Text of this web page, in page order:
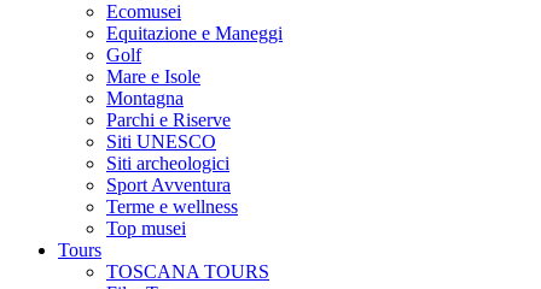
Ecomusei
Equitazione e Maneggi
Golf
Mare e Isole
Montagna
Parchi e Riserve
Siti UNESCO
Siti archeologici
Sport Avventura
Terme e wellness
Top musei
Tours
TOSCANA TOURS